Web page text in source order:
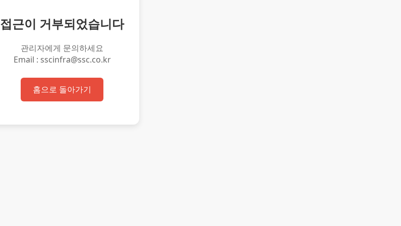
접근이 거부되었습니다
관리자에게 문의하세요
Email : sscinfra@ssc.co.kr
홈으로 돌아가기